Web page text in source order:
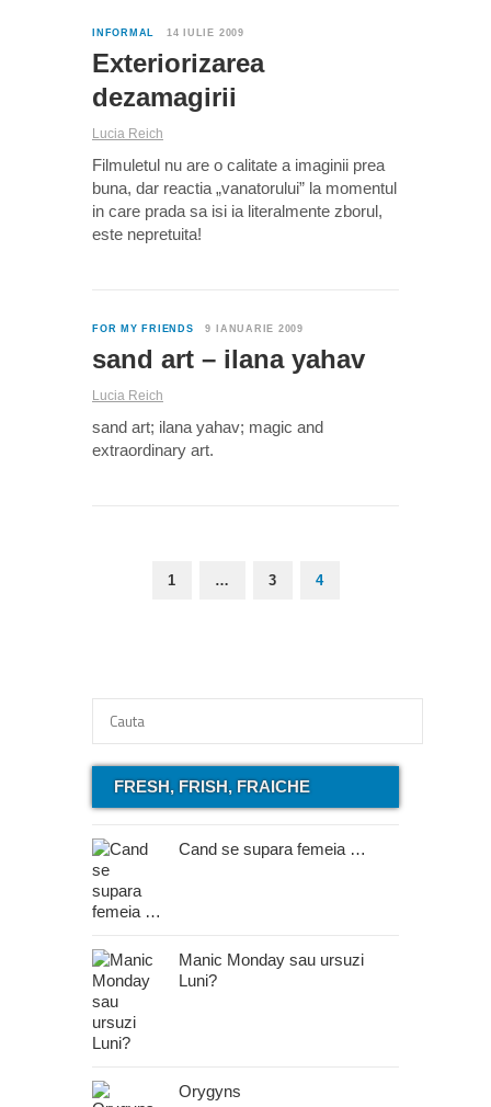
INFORMAL 14 IULIE 2009
Exteriorizarea
dezamagirii
Lucia Reich
Filmuletul nu are o calitate a imaginii prea
buna, dar reactia „vanatorului” la momentul
in care prada sa isi ia literalmente zborul,
este nepretuita!
FOR MY FRIENDS 9 IANUARIE 2009
sand art – ilana yahav
Lucia Reich
sand art; ilana yahav; magic and
extraordinary art.
1 … 3 4
FRESH, FRISH, FRAICHE
Cand se supara femeia …
Manic Monday sau ursuzi
Luni?
Orygyns